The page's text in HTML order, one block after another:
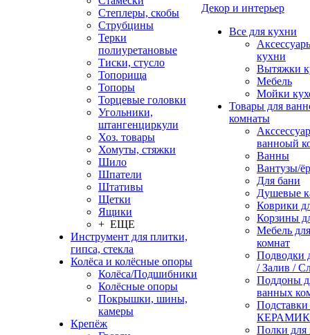
Степлеры, скобы
Струбцины
Терки
полиуретановые
Тиски, стусло
Топорища
Топоры
Торцевые головки
Угольники,
штангенциркули
Хоз. товары
Хомуты, стяжки
Шило
Шпатели
Штативы
Щетки
Ящики
+ ЕЩЕ
Инструмент для плитки,
гипса, стекла
Колёса и колёсные опоры
Колёса/Подшибники
Колёсные опоры
Покрышки, шины,
камеры
Крепёж
Декор и интерьер
Все для кухни
кухни
Вытяжки
Мебель
Мойки
Товары для
комнаты
ванноый
Ванны
Вантузы/
Для бани
Душевые
Коврики
Корзины
Мебель
комнат
Подводки
/ Залив /
Поддоны
ванных
Полки для